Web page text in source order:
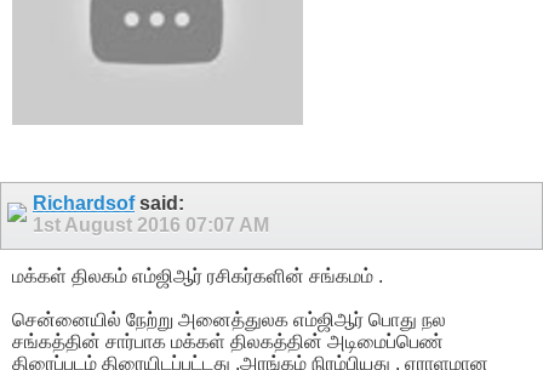
Richardsofsaid:
1st August 2016 07:07 AM
மக்கள் திலகம் எம்ஜிஆர் ரசிகர்களின் சங்கமம் .
சென்னையில் நேற்று அனைத்துலக எம்ஜிஆர் பொது நல
சங்கத்தின் சார்பாக மக்கள் திலகத்தின் அடிமைப்பெண்
திரைப்படம் திரையிடப்பட்டது .அரங்கம் நிரம்பியது , ஏராளமான